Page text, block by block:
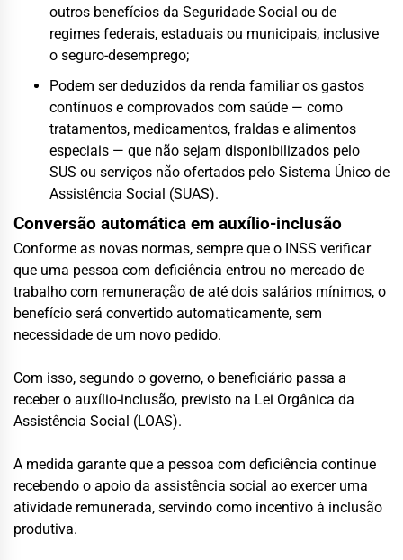
outros benefícios da Seguridade Social ou de
regimes federais, estaduais ou municipais, inclusive
o seguro-desemprego;
Podem ser deduzidos da renda familiar os gastos
contínuos e comprovados com saúde — como
tratamentos, medicamentos, fraldas e alimentos
especiais — que não sejam disponibilizados pelo
SUS ou serviços não ofertados pelo Sistema Único de
Assistência Social (SUAS).
Conversão automática em auxílio-inclusão
Conforme as novas normas, sempre que o INSS verificar
que uma pessoa com deficiência entrou no mercado de
trabalho com remuneração de até dois salários mínimos, o
benefício será convertido automaticamente, sem
necessidade de um novo pedido.
Com isso, segundo o governo, o beneficiário passa a
receber o auxílio-inclusão, previsto na Lei Orgânica da
Assistência Social (LOAS).
A medida garante que a pessoa com deficiência continue
recebendo o apoio da assistência social ao exercer uma
atividade remunerada, servindo como incentivo à inclusão
produtiva.